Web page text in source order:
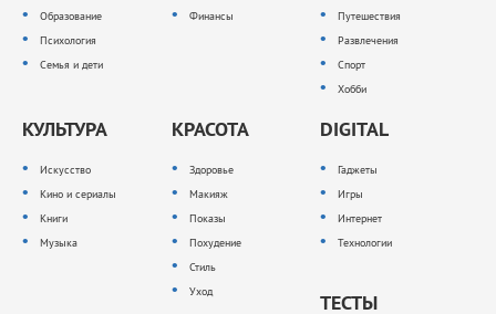
Образование
Психология
Семья и дети
Финансы
Путешествия
Развлечения
Спорт
Хобби
КУЛЬТУРА
Искусство
Кино и сериалы
Книги
Музыка
КРАСОТА
Здоровье
Макияж
Показы
Похудение
Стиль
Уход
DIGITAL
Гаджеты
Игры
Интернет
Технологии
ТЕСТЫ